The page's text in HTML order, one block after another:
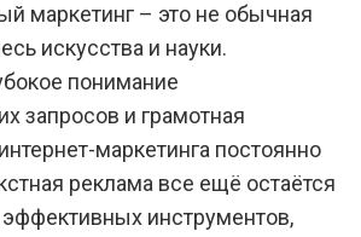
маркетинг – это не обычная
искусства и науки.
понимание
запросов и грамотная
маркетинга постоянно
реклама все ещё остаётся
инструментов,